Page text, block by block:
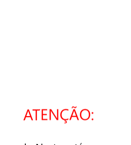
Talvez uma pesquisa possa ajudar.